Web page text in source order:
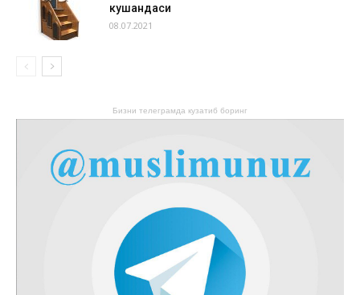
кушандаси
08.07.2021
Бизни телеграмда кузатиб боринг